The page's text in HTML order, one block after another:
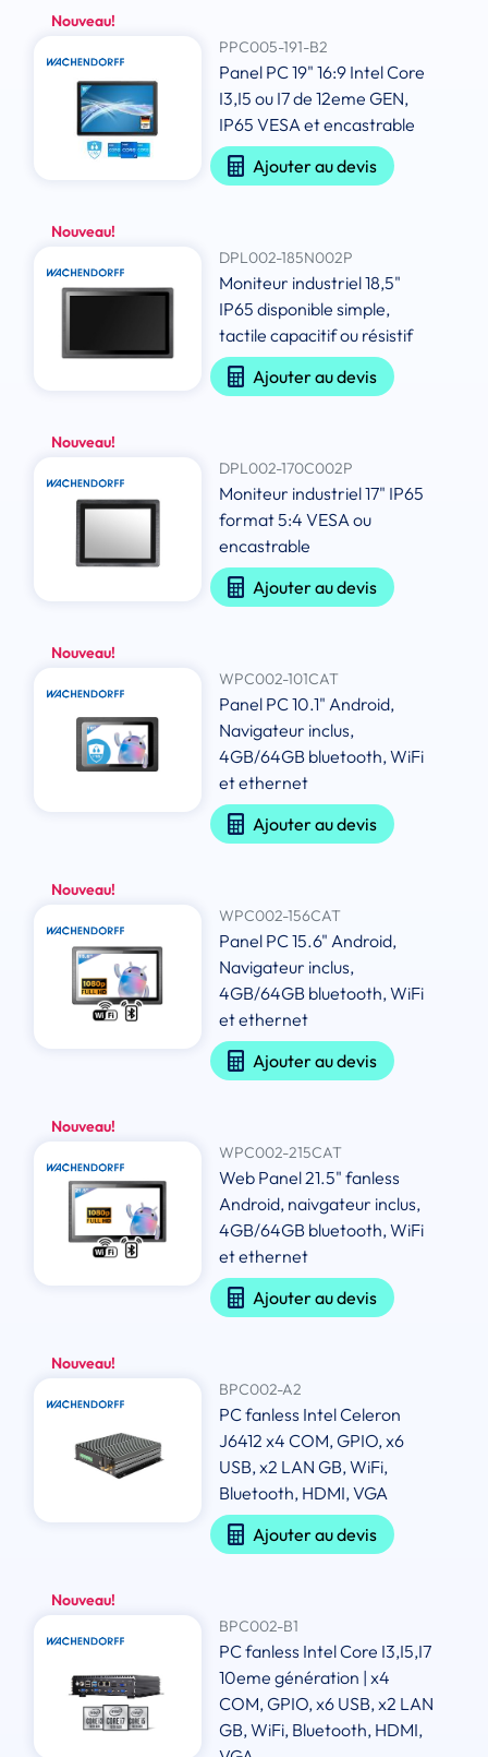
Nouveau!
PPC005-191-B2
Panel PC 19" 16:9 Intel Core
I3,I5 ou I7 de 12eme GEN,
IP65 VESA et encastrable
Ajouter au devis
Nouveau!
DPL002-185N002P
Moniteur industriel 18,5"
IP65 disponible simple,
tactile capacitif ou résistif
Ajouter au devis
Nouveau!
DPL002-170C002P
Moniteur industriel 17" IP65
format 5:4 VESA ou
encastrable
Ajouter au devis
Nouveau!
WPC002-101CAT
Panel PC 10.1" Android,
Navigateur inclus,
4GB/64GB bluetooth, WiFi
et ethernet
Ajouter au devis
Nouveau!
WPC002-156CAT
Panel PC 15.6" Android,
Navigateur inclus,
4GB/64GB bluetooth, WiFi
et ethernet
Ajouter au devis
Nouveau!
WPC002-215CAT
Web Panel 21.5" fanless
Android, naivgateur inclus,
4GB/64GB bluetooth, WiFi
et ethernet
Ajouter au devis
Nouveau!
BPC002-A2
PC fanless Intel Celeron
J6412 x4 COM, GPIO, x6
USB, x2 LAN GB, WiFi,
Bluetooth, HDMI, VGA
Ajouter au devis
Nouveau!
BPC002-B1
PC fanless Intel Core I3,I5,I7
10eme génération | x4
COM, GPIO, x6 USB, x2 LAN
GB, WiFi, Bluetooth, HDMI,